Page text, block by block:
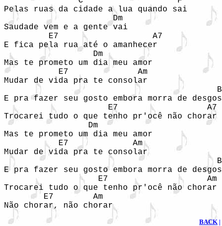
Pelas ruas da cidade a lua quando sai
                      Dm
Saudade vem e a gente vai
         E7		      A7
E fica pela rua até o amanhecer
                  Dm
Mas te prometo um dia meu amor
           E7		   Am
Mudar de vida pra te consolar
E pra fazer seu gosto embora morra de
                     E7                  A7
Trocarei tudo o que tenho pr'ocê não chorar
                 Dm
Mas te prometo um dia meu amor
           E7		  Am
Mudar de vida pra te consolar
E pra fazer seu gosto embora morra de
                   E7                    Am
Trocarei tudo o que tenho pr'ocê não chorar
        E7        Am
Não chorar, não chorar
BACK |